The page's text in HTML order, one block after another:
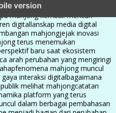
versionmahjong membangun
mahjong kembali mencuri
digitallanskap media digital
mahjongjejak inovasi
terus menemukan
baru saat ekosistem
arah perubahan yang mengiringi
fenomena mahjong muncul
interaksi digitalbagaimana
melihat mahjongcatatan
platform yang terus
dalam berbagai pembahasan